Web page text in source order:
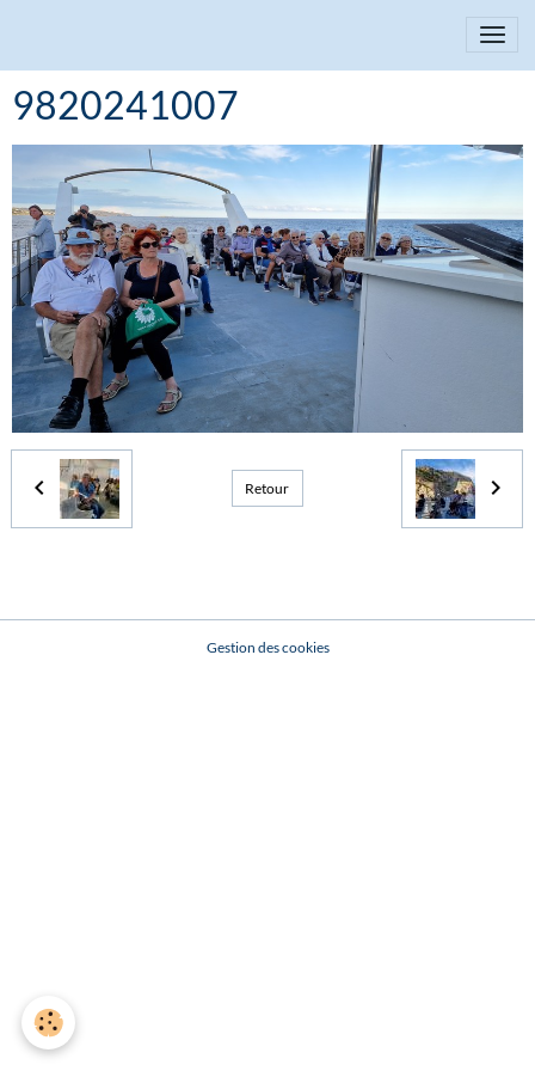
9820241007
Retour
Gestion des cookies